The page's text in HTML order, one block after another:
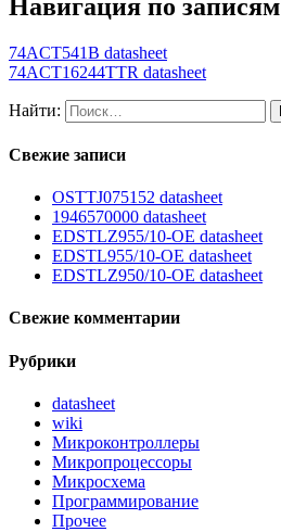
Навигация по записям
74ACT541B datasheet
74ACT16244TTR datasheet
Найти:
Свежие записи
OSTTJ075152 datasheet
1946570000 datasheet
EDSTLZ955/10-OE datasheet
EDSTL955/10-OE datasheet
EDSTLZ950/10-OE datasheet
Свежие комментарии
Рубрики
datasheet
wiki
Микроконтроллеры
Микропроцессоры
Микросхема
Программирование
Прочее